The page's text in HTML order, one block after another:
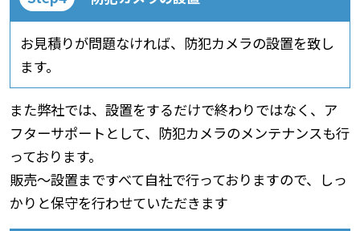
お見積りが問題なければ、防犯カメラの設置を致し
ます。
また弊社では、設置をするだけで終わりではなく、ア
フターサポートとして、防犯カメラのメンテナンスも行
っております。
販売〜設置まですべて自社で行っておりますので、しっ
かりと保守を行わせていただきます